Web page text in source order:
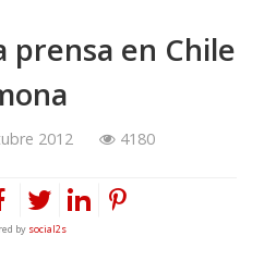
prensa en Chile
2012 4180
by social2s